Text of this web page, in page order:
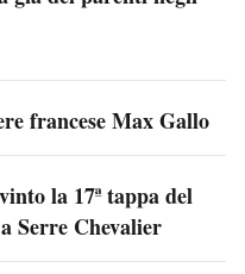
francese Max Gallo
la 17ª tappa del
Serre Chevalier